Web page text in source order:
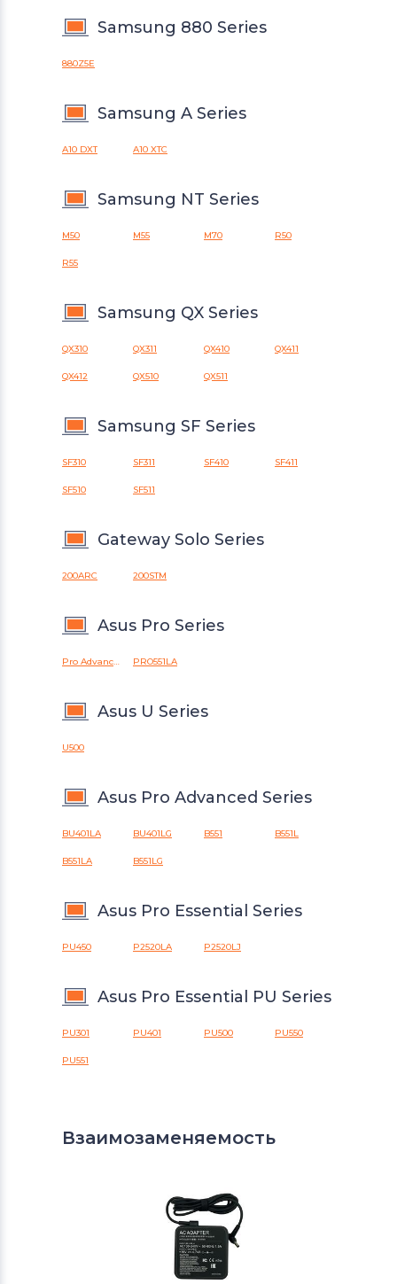
Samsung 880 Series
880Z5E
Samsung A Series
A10 DXT A10 XTC
Samsung NT Series
M50 M55 M70 R50
R55
Samsung QX Series
QX310 QX311 QX410 QX411
QX412 QX510 QX511
Samsung SF Series
SF310 SF311 SF410 SF411
SF510 SF511
Gateway Solo Series
200ARC 200STM
Asus Pro Series
Pro Advanced BU201LA PRO551LA
Asus U Series
U500
Asus Pro Advanced Series
BU401LA BU401LG B551 B551L
B551LA B551LG
Asus Pro Essential Series
PU450 P2520LA P2520LJ
Asus Pro Essential PU Series
PU301 PU401 PU500 PU550
PU551
Взаимозаменяемость